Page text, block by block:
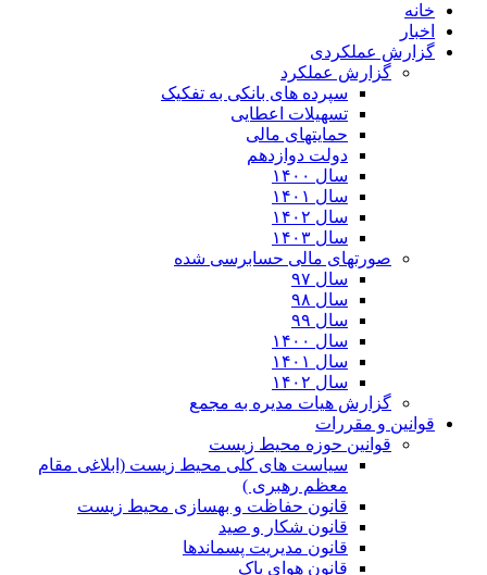
خانه
اخبار
گزارش عملکردی
گزارش عملکرد
سپرده های بانکی به تفکیک
تسهیلات اعطایی
حمایتهای مالی
دولت دوازدهم
سال ۱۴۰۰
سال ۱۴۰۱
سال ۱۴۰۲
سال ۱۴۰۳
صورتهای مالی حسابرسی شده
سال ۹۷
سال ۹۸
سال ۹۹
سال ۱۴۰۰
سال ۱۴۰۱
سال ۱۴۰۲
گزارش هیات مدیره به مجمع
قوانین و مقررات
قوانین حوزه محیط زیست
ﺳﯿﺎﺳﺖ ﻫﺎی ﮐﻠﯽ ﻣﺤﯿﻂ زﯾﺴﺖ (ابلاغی مقام
معظم رهبری )
قانون حفاظت و بهسازی محیط زیست
قانون شکار و صید
قانون مدیریت پسماندها
قانون هوای پاک